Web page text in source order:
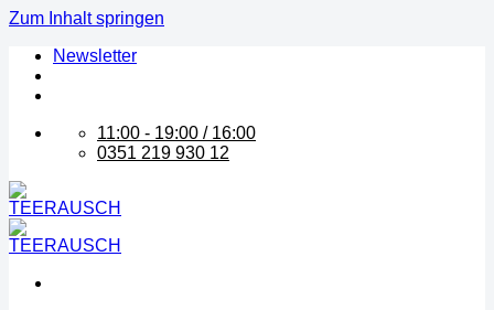
Zum Inhalt springen
Newsletter
11:00 - 19:00 / 16:00
0351 219 930 12